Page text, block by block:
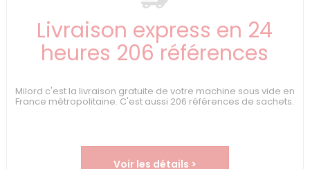
Livraison express en 24
heures 206 références
Milord c'est la livraison gratuite de votre machine sous vide en
France métropolitaine. C'est aussi 206 références de sachets.
Voir les détails >